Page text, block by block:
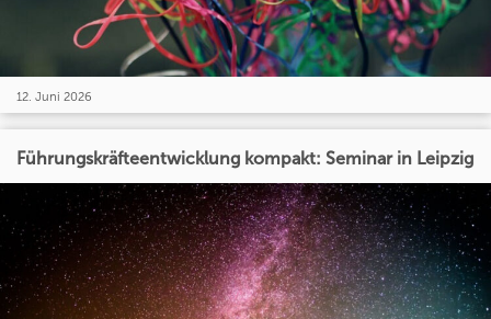
12. Juni 2026
Führungskräfteentwicklung kompakt: Seminar in Leipzig